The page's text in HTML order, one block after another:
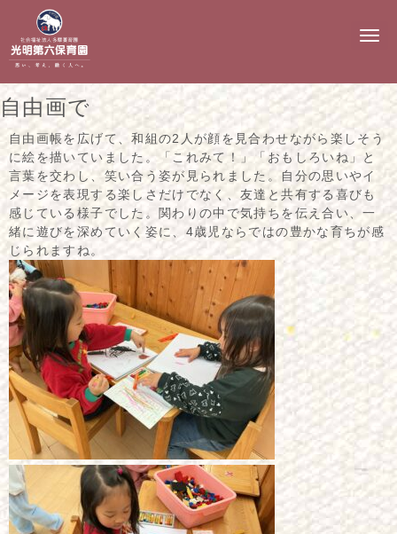
N
g
a
n
自由画で
自由画帳を広げて、和組の2人が顔を見合わせながら楽しそう
に絵を描いていました。「これみて！」「おもしろいね」と
言葉を交わし、笑い合う姿が見られました。自分の思いやイ
メージを表現する楽しさだけでなく、友達と共有する喜びも
感じている様子でした。関わりの中で気持ちを伝え合い、一
緒に遊びを深めていく姿に、4歳児ならではの豊かな育ちが感
じられますね。